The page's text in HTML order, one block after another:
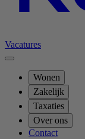
Vacatures
Wonen
Zakelijk
Taxaties
Over ons
Contact